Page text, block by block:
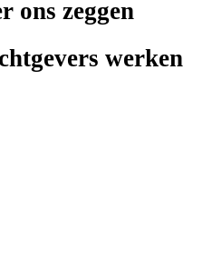
ons zeggen
werken